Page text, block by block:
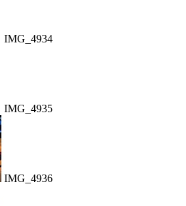
IMG_4934
IMG_4935
IMG_4936